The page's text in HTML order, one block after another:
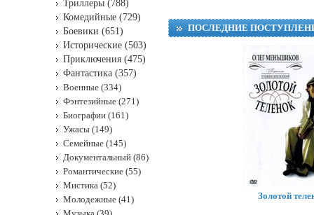
ПОСЛЕДНИЕ
Золотой
Триллеры (788)
Комедийные (729)
Боевики (651)
Исторические (503)
Приключения (475)
Фантастика (357)
Военные (334)
Фэнтезийные (271)
Биографии (161)
Ужасы (149)
Семейные (145)
Документальный (86)
Романтические (55)
Мистика (52)
Молодежные (41)